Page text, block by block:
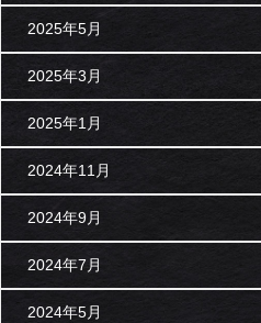
2025年5月
2025年3月
2025年1月
2024年11月
2024年9月
2024年7月
2024年5月